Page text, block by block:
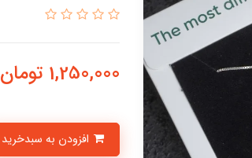
1,250,000 تومان